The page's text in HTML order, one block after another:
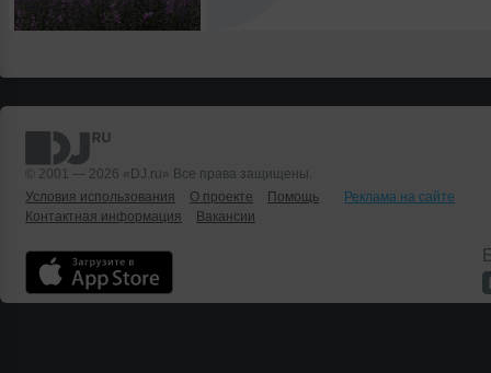
© 2001 — 2026 «DJ.ru» Все права защищены.
Условия использования
О проекте Помощь
Реклама на сайте
Контактная информация
Вакансии